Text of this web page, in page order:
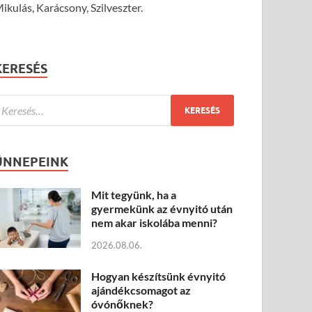
Karácsony, Szilveszter.
Mit tegyünk, ha a
gyermekünk az évnyitó után
nem akar iskolába menni?
2026.08.06.
Hogyan készítsünk évnyitó
ajándékcsomagot az
óvónőknek?